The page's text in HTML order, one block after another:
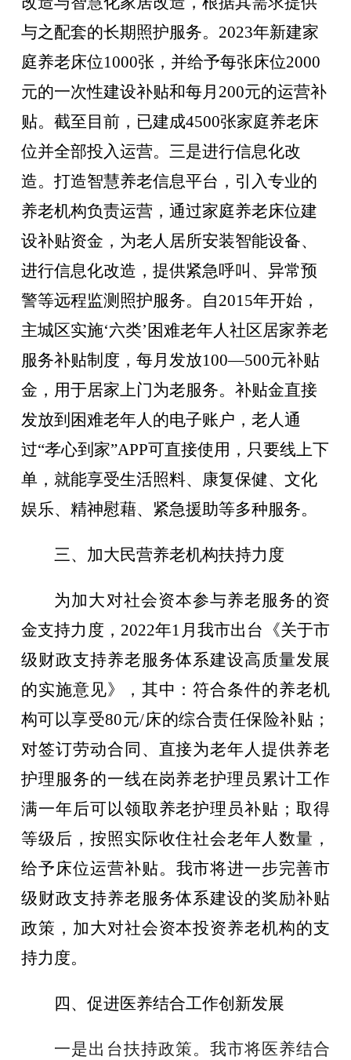
与之配套的长期照护服务。 2023年新建家
庭养老床位1000张，并给予每张床位2000
元的一次性建设补贴和每月200元的运营补
贴。截至目前， 已建成4500张家庭养老床
位并全部投入运营。 三是进行信息化改
造。 打造智慧养老信息平台，引入专业的
养老机构负责运营，通过家庭养老床位建
设补贴资金，为老人居所安装智能设备、
进行信息化改造，提供紧急呼叫、异常预
警等远程监测照护服务。自2015年开始，
主城区实施‘六类’困难老年人社区居家养老
服务补贴制度，每月发放100—500元补贴
金，用于居家上门为老服务。补贴金直接
发放到困难老年人的电子账户，老人通
过“孝心到家”APP可直接使用，只要线上下
单，就能享受生活照料、康复保健、文化
娱乐、精神慰藉、紧急援助等多种服务。
三、加大民营养老机构扶持力度
为加大对社会资本参与养老服务的资
金支持力度，2022年1月我市出台《关于市
级财政支持养老服务体系建设高质量发展
的实施意见》，其中：符合条件的养老机
构可以享受80元/床的综合责任保险补贴；
对签订劳动合同、直接为老年人提供养老
护理服务的一线在岗养老护理员累计工作
满一年后可以领取养老护理员补贴；取得
等级后 ，按照实际收住社会老年 人数量，
给予床位运营补贴。 我市将进一步完善市
级财政支持养老服务体系建设的奖励补贴
政策，加大对社会资本投资养老机构的支
持力度。
四、促进医养结合工作创新发展
一是出台扶持政策。我市将医养结合